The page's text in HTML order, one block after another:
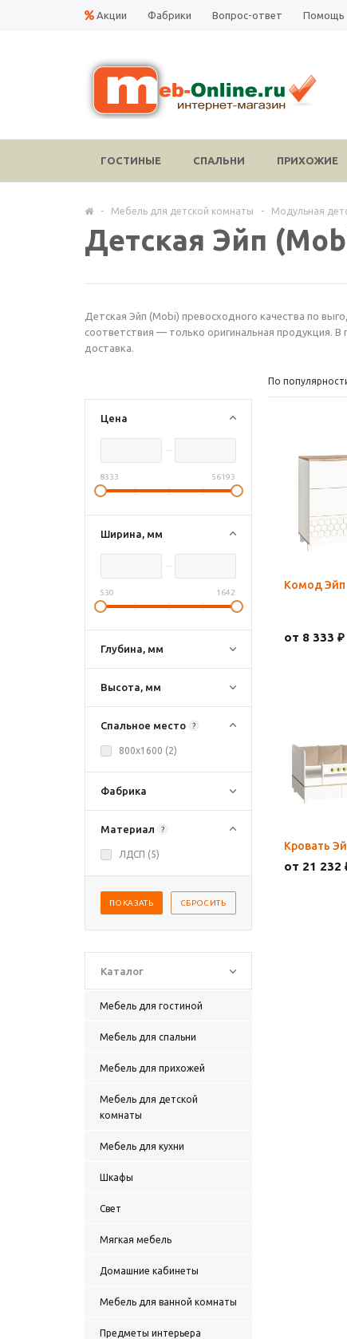
Акции Фабрики Вопрос-ответ Помощь
ГОСТИНЫЕ СПАЛЬНИ ПРИХОЖИЕ
- Мебель для детской комнаты - Модульная
Детская Эйп
Детская Эйп (Mobi) превосходного качества по
соответствия — только оригинальная продукция.
доставка.
Цена
8333 56193
Ширина, мм
530 1642
Глубина, мм
Высота, мм
Спальное место ?
800х1600 (2)
Фабрика
Материал ?
ЛДСП (5)
ПОКАЗАТЬ СБРОСИТЬ
Каталог
Мебель для гостиной
Мебель для спальни
Мебель для прихожей
Мебель для детской
комнаты
Мебель для кухни
Шкафы
Свет
Мягкая мебель
Домашние кабинеты
Мебель для ванной комнаты
Предметы интерьера
По
Комод Эйп
от 8 333
Кровать
от 21 232